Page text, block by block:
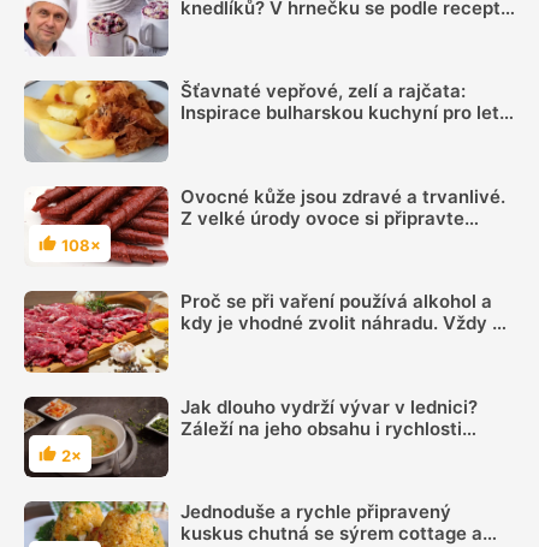
knedlíků? V hrnečku se podle receptu
Šťavnaté vepřové, zelí a rajčata:
Inspirace bulharskou kuchyní pro letní
Hodnocení
108×
Ovocné kůže jsou zdravé a trvanlivé.
Z velké úrody ovoce si připravte
Proč se při vaření používá alkohol a
kdy je vhodné zvolit náhradu. Vždy se
Hodnocení
2×
Jak dlouho vydrží vývar v lednici?
Záleží na jeho obsahu i rychlosti
Jednoduše a rychle připravený
kuskus chutná se sýrem cottage a